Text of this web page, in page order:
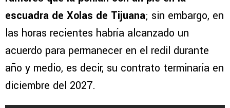
escuadra de Xolas de Tijuana; sin embargo, en
las horas recientes habría alcanzado un
acuerdo para permanecer en el redil durante
año y medio, es decir, su contrato terminaría en
diciembre del 2027.